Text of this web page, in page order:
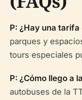
P: ¿Hay una
parques y
tours especiales
P: ¿Cómo llego a
autobuses de la